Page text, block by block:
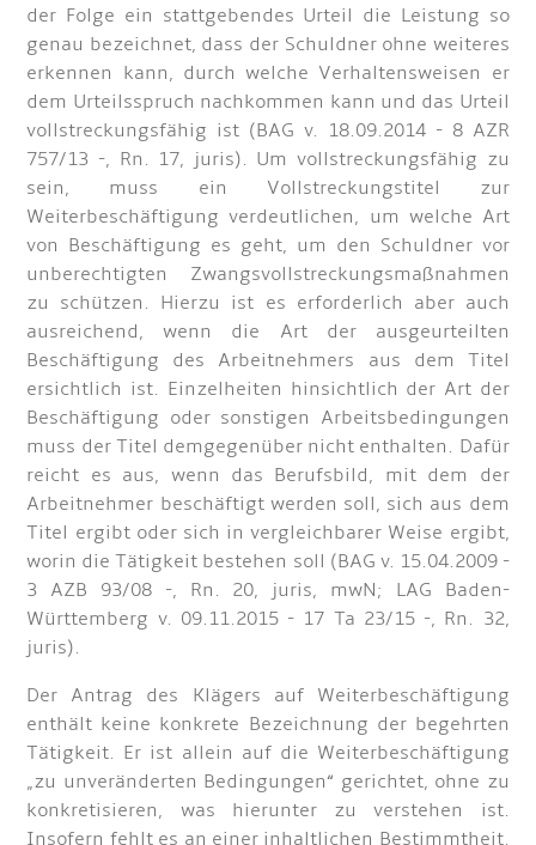
der Folge ein stattgebendes Urteil die Leistung so
genau bezeichnet, dass der Schuldner ohne weiteres
erkennen kann, durch welche Verhaltensweisen er
dem Urteilsspruch nachkommen kann und das Urteil
vollstreckungsfähig ist (BAG v. 18.09.2014 - 8 AZR
757/13 -, Rn. 17, juris). Um vollstreckungsfähig zu
sein, muss ein Vollstreckungstitel zur
Weiterbeschäftigung verdeutlichen, um welche Art
von Beschäftigung es geht, um den Schuldner vor
unberechtigten Zwangsvollstreckungsmaßnahmen
zu schützen. Hierzu ist es erforderlich aber auch
ausreichend, wenn die Art der ausgeurteilten
Beschäftigung des Arbeitnehmers aus dem Titel
ersichtlich ist. Einzelheiten hinsichtlich der Art der
Beschäftigung oder sonstigen Arbeitsbedingungen
muss der Titel demgegenüber nicht enthalten. Dafür
reicht es aus, wenn das Berufsbild, mit dem der
Arbeitnehmer beschäftigt werden soll, sich aus dem
Titel ergibt oder sich in vergleichbarer Weise ergibt,
worin die Tätigkeit bestehen soll (BAG v. 15.04.2009 -
3 AZB 93/08 -, Rn. 20, juris, mwN; LAG Baden-
Württemberg v. 09.11.2015 - 17 Ta 23/15 -, Rn. 32,
juris).
Der Antrag des Klägers auf Weiterbeschäftigung
enthält keine konkrete Bezeichnung der begehrten
Tätigkeit. Er ist allein auf die Weiterbeschäftigung
„zu unveränderten Bedingungen“ gerichtet, ohne zu
konkretisieren, was hierunter zu verstehen ist.
Insofern fehlt es an einer inhaltlichen Bestimmtheit.